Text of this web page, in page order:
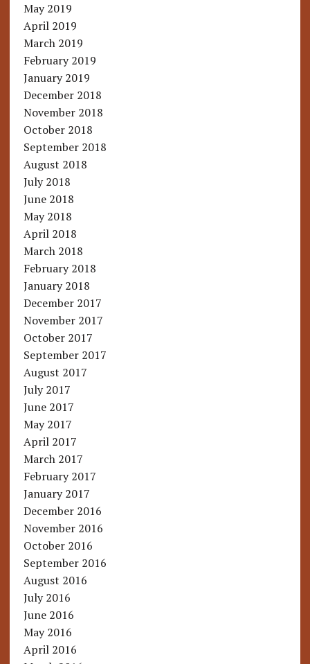
May 2019
April 2019
March 2019
February 2019
January 2019
December 2018
November 2018
October 2018
September 2018
August 2018
July 2018
June 2018
May 2018
April 2018
March 2018
February 2018
January 2018
December 2017
November 2017
October 2017
September 2017
August 2017
July 2017
June 2017
May 2017
April 2017
March 2017
February 2017
January 2017
December 2016
November 2016
October 2016
September 2016
August 2016
July 2016
June 2016
May 2016
April 2016